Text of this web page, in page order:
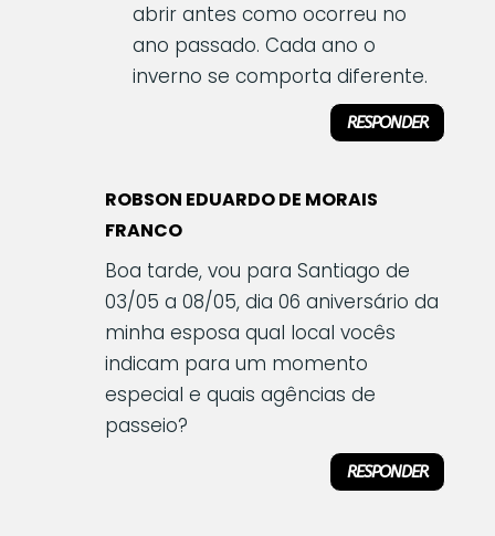
abrir antes como ocorreu no
ano passado. Cada ano o
inverno se comporta diferente.
RESPONDER
ROBSON EDUARDO DE MORAIS
FRANCO
Boa tarde, vou para Santiago de
03/05 a 08/05, dia 06 aniversário da
minha esposa qual local vocês
indicam para um momento
especial e quais agências de
passeio?
RESPONDER